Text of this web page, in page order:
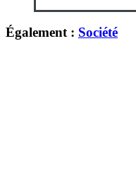
Également : Société